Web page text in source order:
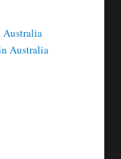
Australia
Australia